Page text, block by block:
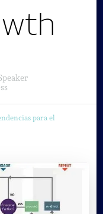
para el